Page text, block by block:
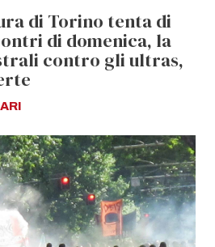
di Torino tenta di
di domenica, la
contro gli ultras,